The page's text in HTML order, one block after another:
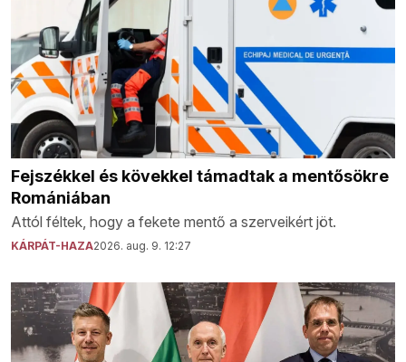
Fejszékkel és kövekkel támadtak a mentősökre
Romániában
Attól féltek, hogy a fekete mentő a szerveikért jöt.
KÁRPÁT-HAZA2026. aug. 9. 12:27